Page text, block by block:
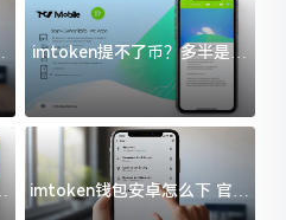
imtoken提不了币？多半是这
几件事没处理好
imtoken钱包安卓怎么下 官方
渠道避坑指南